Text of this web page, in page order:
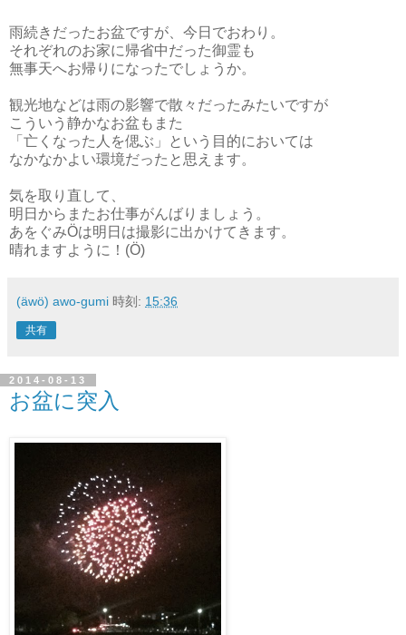
雨続きだったお盆ですが、今日でおわり。
それぞれのお家に帰省中だった御霊も
無事天へお帰りになったでしょうか。
観光地などは雨の影響で散々だったみたいですが
こういう静かなお盆もまた
「亡くなった人を偲ぶ」という目的においては
なかなかよい環境だったと思えます。
気を取り直して、
明日からまたお仕事がんばりましょう。
あをぐみÖは明日は撮影に出かけてきます。
晴れますように！(Ö)
(äwö) awo-gumi 時刻: 15:36
共有
2014-08-13
お盆に突入